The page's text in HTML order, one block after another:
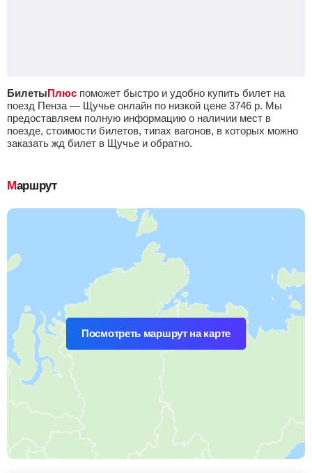
БилетыПлюс поможет быстро и удобно купить билет на
поезд Пенза — Щучье онлайн по низкой цене 3746 р. Мы
предоставляем полную информацию о наличии мест в
поезде, стоимости билетов, типах вагонов, в которых можно
заказать жд билет в Щучье и обратно.
Маршрут
Посмотреть маршрут на карте